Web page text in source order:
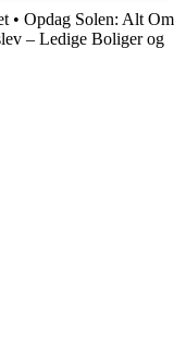
• Opdag Solen: Alt Om
– Ledige Boliger og